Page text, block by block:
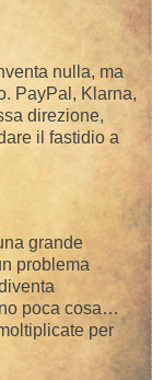
nulla, ma
PayPal, Klarna,
direzione,
il fastidio a
grande
problema
poca cosa…
per